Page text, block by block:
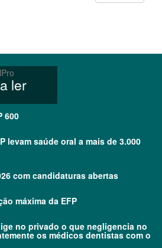
ler
600
levam saúde oral a mais de 3.000
com candidaturas abertas
máxima da EFP
no privado o que negligencia no
os médicos dentistas com o